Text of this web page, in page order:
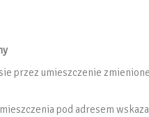
przez umieszczenie
pod adresem